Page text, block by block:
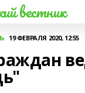
вестник
19 ФЕВРАЛЯ 2020, 12:55